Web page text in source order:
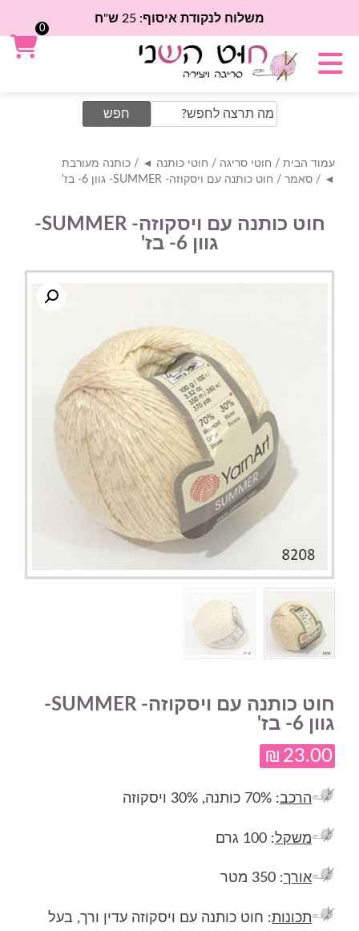
משלוח לנקודת איסוף: 25 ש"ח
Search
for:
עמוד הבית / חוטי סריגה / חוטי כותנה ◄ / כותנה מעורבת
◄
/ סאמר / חוט כותנה עם ויסקוזה- SUMMER- גוון 6- בז'
חוט כותנה עם ויסקוזה- SUMMER-
גוון 6- בז'
חוט כותנה עם ויסקוזה- SUMMER-
גוון 6- בז'
₪ 23.00
הרכב: 70% כותנה, 30% ויסקוזה
משקל: 100 גרם
אורך: 350 מטר
תכונות: חוט כותנה עם ויסקוזה עדין ורך, בעל
0